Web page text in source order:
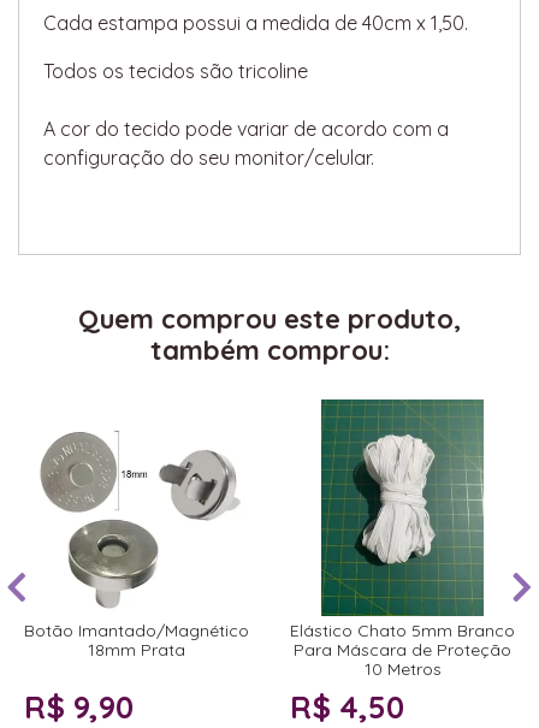
Cada estampa possui a medida de 40cm x 1,50.
Todos os tecidos são tricoline
A cor do tecido pode variar de acordo com a
configuração do seu monitor/celular.
Quem comprou este produto,
também comprou:
Botão Imantado/Magnético
18mm Prata
R$ 9,90
Elástico Chato 5mm Branco
Para Máscara de Proteção
10 Metros
R$ 4,50